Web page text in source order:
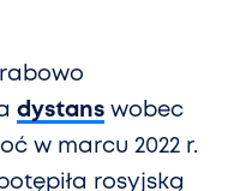
dystans wobec
w marcu 2022 r.
rosyjską